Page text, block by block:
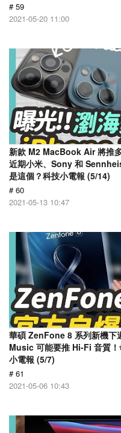
# 59
2021-05-20 11:00
新款 M2 MacBook Air 將推
近期小米、Sony 和
是這個？科技小電報 (5/14)
# 60
2021-05-13 10:47
華碩 ZenFone 8 系列新機下
Music 可能要推 Hi-Fi 音質
小電報 (5/7)
# 61
2021-05-06 10:43